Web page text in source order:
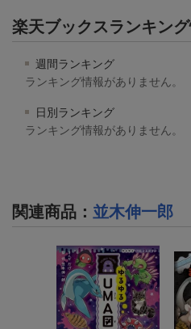
楽天ブックスランキン
週間ランキング
ランキング情報がありません。
日別ランキング
ランキング情報がありません。
関連商品 ： 並木伸一郎